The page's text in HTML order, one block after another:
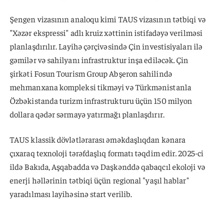
Şengen vizasının analoqu kimi TAUS vizasının tətbiqi və
"Xəzər ekspressi" adlı kruiz xəttinin istifadəyə verilməsi
planlaşdırılır. Layihə çərçivəsində Çin investisiyaları ilə
gəmilər və sahilyanı infrastruktur inşa ediləcək. Çin
şirkəti Fosun Tourism Group Abşeron sahilində
mehmanxana kompleksi tikməyi və Türkmənistanla
Özbəkistanda turizm infrastrukturu üçün 150 milyon
dollara qədər sərmayə yatırmağı planlaşdırır.
TAUS klassik dövlətlərarası əməkdaşlıqdan kənara
çıxaraq texnoloji tərəfdaşlıq formatı təqdim edir. 2025-ci
ildə Bakıda, Aşqabadda və Daşkənddə qabaqcıl ekoloji və
enerji həllərinin tətbiqi üçün regional "yaşıl hablar"
yaradılması layihəsinə start verilib.